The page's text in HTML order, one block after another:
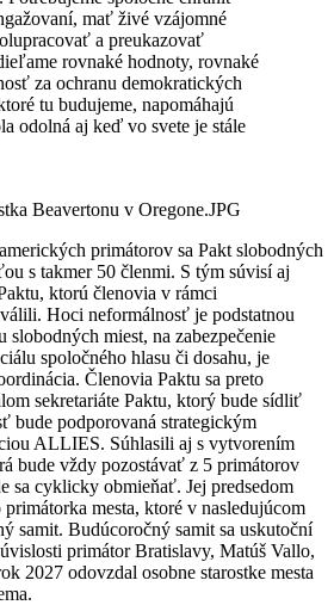
mať živé vzájomné
a preukazovať
rovnaké hodnoty, rovnaké
za ochranu demokratických
tu budujeme, napomáhajú
odolná aj keď vo svete je stále
Beavertonu v Oregone.JPG
primátorov sa Pakt slobodných
s takmer 50 členmi. S tým súvisí aj
ktorú členovia v rámci
Hoci neformálnosť je podstatnou
slobodných miest, na zabezpečenie
spoločného hlasu či dosahu, je
Členovia Paktu sa preto
sekretariáte Paktu, ktorý bude sídliť
bude podporovaná strategickým
ALLIES. Súhlasili aj s vytvorením
bude vždy pozostávať z 5 primátorov
sa cyklicky obmieňať. Jej predsedom
mesta, ktoré v nasledujúcom
samit. Budúcoročný samit sa uskutoční
primátor Bratislavy, Matúš Vallo,
2027 odovzdal osobne starostke mesta